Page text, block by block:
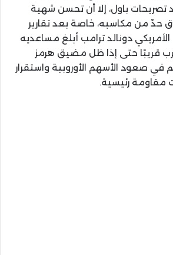
تصريحات باول، إلا أن تحسن شهية
حدّ من مكاسبه، خاصة بعد تقارير
دونالد ترامب أبلغ مساعديه
قريبًا حتى إذا ظل مضيق هرمز
صعود الأسهم الأوروبية واستقرار
مقاومة رئيسية.